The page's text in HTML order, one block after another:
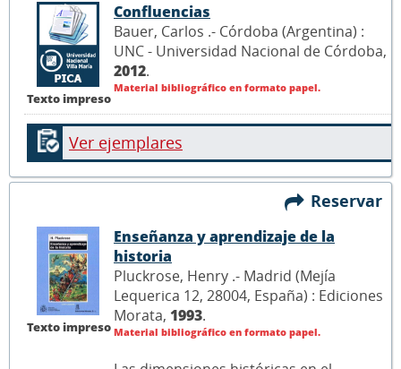
Texto impreso
Confluencias
Bauer, Carlos .- Córdoba (Argentina) :
UNC - Universidad Nacional de Córdoba,
2012.
Material bibliográfico en formato papel.
Ver ejemplares
Reservar
Texto impreso
Enseñanza y aprendizaje de la
historia
Pluckrose, Henry .- Madrid (Mejía
Lequerica 12, 28004, España) : Ediciones
Morata, 1993.
Material bibliográfico en formato papel.